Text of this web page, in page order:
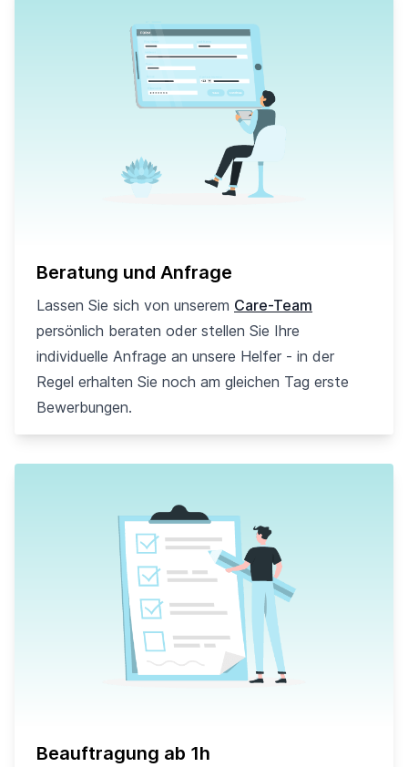
Beratung und Anfrage
Lassen Sie sich von unserem Care-Team
persönlich beraten oder stellen Sie Ihre
individuelle Anfrage an unsere Helfer - in der
Regel erhalten Sie noch am gleichen Tag erste
Bewerbungen.
Beauftragung ab 1h